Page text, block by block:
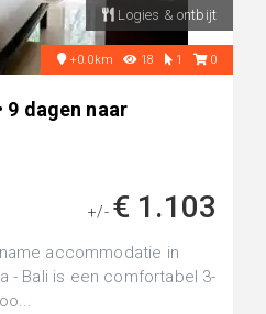
Logies & ontbijt
+0.0km 18 1 0
9 dagen naar
+/- € 1.103
accommodatie in
- Bali is een comfortabel 3-